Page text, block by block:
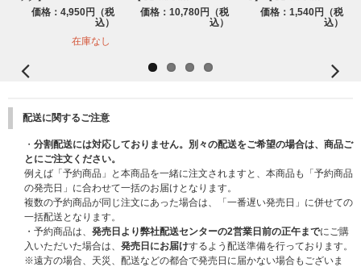
価格：4,950円（税
込）
在庫なし
価格：10,780円（税
込）
価格：1,540円（税
込）
配送に関するご注意
・ 分割配送には対応しておりません。別々の配送をご希望の場合は、商品ご
とにご注文ください。
例えば「予約商品」と本商品を一緒に注文されますと、本商品も「予約商品
の発売日」に合わせて一括のお届けとなります。
複数の予約商品が同じ注文にあった場合は、「一番遅い発売日」に併せての
一括配送となります。
・予約商品は、 発売日より弊社配送センターの2営業日前の正午までにご購
入いただいた場合は、 発売日にお届けするよう配送準備を行っております。
※遠方の場合、天災、配送などの都合で発売日に届かない場合もございま